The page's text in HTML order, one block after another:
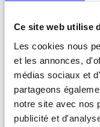
Ce site web utilise
Les cookies nous
et les annonces,
médias sociaux et
partageons
notre site avec nos
publicité et
Lingettes Nettoyantes pour Écran
RÉFÉRENCE: 214625